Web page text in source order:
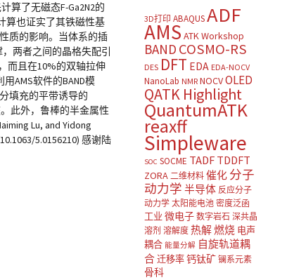
算了无磁态F-Ga2N2的
算也证实了其铁磁性基
质的影响。当体系的插
两者之间的晶格失配引
而且在10%的双轴拉伸
AMS软件的BAND模
填充的平带诱导的
此外，鲁棒的半金属性
Lu, and Yidong
5.0156210) 感谢陆
3D打印 ABAQUSADF
AMS ATK Workshop
BAND COSMO-RS
DES DFT EDA EDA-NOCV
NanoLab NMR NOCVOLED
QATK Highlight
QuantumATK
reaxff
Simpleware
SOC SOCME TADF TDDFT
ZORA 二维材料 催化 分子
动力学 半导体 反应分子
动力学 太阳能电池 密度泛函
工业 微电子 数字岩石 深共晶
溶剂 溶解度 热解燃烧 电声
耦合 能量分解 自旋轨道耦
合迁移率钙钛矿 镧系元素
骨科